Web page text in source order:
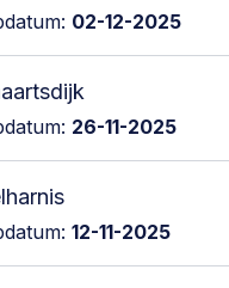
02-12-2025
26-11-2025
12-11-2025